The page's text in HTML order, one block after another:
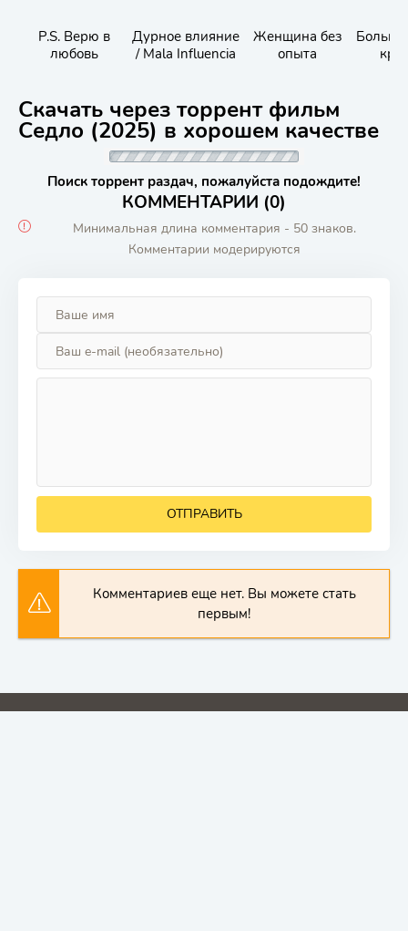
P.S. Верю в
любовь
Дурное влияние
/ Mala Influencia
Женщина без
опыта
Скачать через торрент фильм
Седло (2025) в хорошем качестве
Поиск торрент раздач, пожалуйста подождите!
КОММЕНТАРИИ (0)
Минимальная длина комментария - 50 знаков.
Комментарии модерируются
ОТПРАВИТЬ
Комментариев еще нет. Вы можете стать
первым!